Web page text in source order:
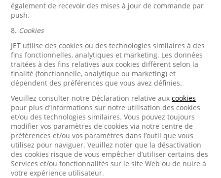
également de recevoir des mises à jour de commande par
push.
8. Cookies
JET utilise des cookies ou des technologies similaires à des
fins fonctionnelles, analytiques et marketing. Les données
traitées à des fins relatives aux cookies diffèrent selon la
finalité (fonctionnelle, analytique ou marketing) et
dépendent des préférences que vous avez définies.
Veuillez consulter notre Déclaration relative auxcookies
pour plus d’informations sur notre utilisation des cookies
et/ou des technologies similaires. Vous pouvez toujours
modifier vos paramètres de cookies via notre centre de
préférences et/ou vos paramètres dans l’outil que vous
utilisez pour naviguer. Veuillez noter que la désactivation
des cookies risque de vous empêcher d’utiliser certains des
Services et/ou fonctionnalités sur le site Web ou de nuire à
votre expérience utilisateur.